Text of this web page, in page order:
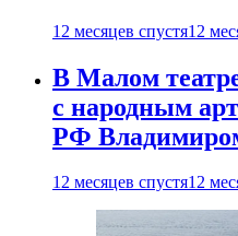
12 месяцев спустя12
В Малом
с народным
РФ
12 месяцев спустя12